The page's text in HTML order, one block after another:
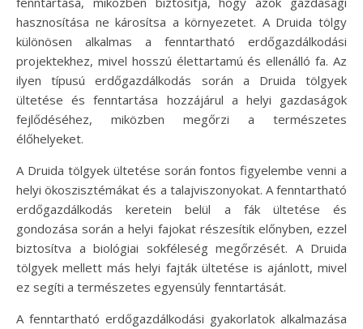
hasznosítása ne károsítsa a környezetet. A Druida tölgy
különösen alkalmas a fenntartható erdőgazdálkodási
projektekhez, mivel hosszú élettartamú és ellenálló fa. Az
ilyen típusú erdőgazdálkodás során a Druida tölgyek
ültetése és fenntartása hozzájárul a helyi gazdaságok
fejlődéséhez, miközben megőrzi a természetes
élőhelyeket.
A Druida tölgyek ültetése során fontos figyelembe venni a
helyi ökoszisztémákat és a talajviszonyokat. A fenntartható
erdőgazdálkodás keretein belül a fák ültetése és
gondozása során a helyi fajokat részesítik előnyben, ezzel
biztosítva a biológiai sokféleség megőrzését. A Druida
tölgyek mellett más helyi fajták ültetése is ajánlott, mivel
ez segíti a természetes egyensúly fenntartását.
A fenntartható erdőgazdálkodási gyakorlatok alkalmazása